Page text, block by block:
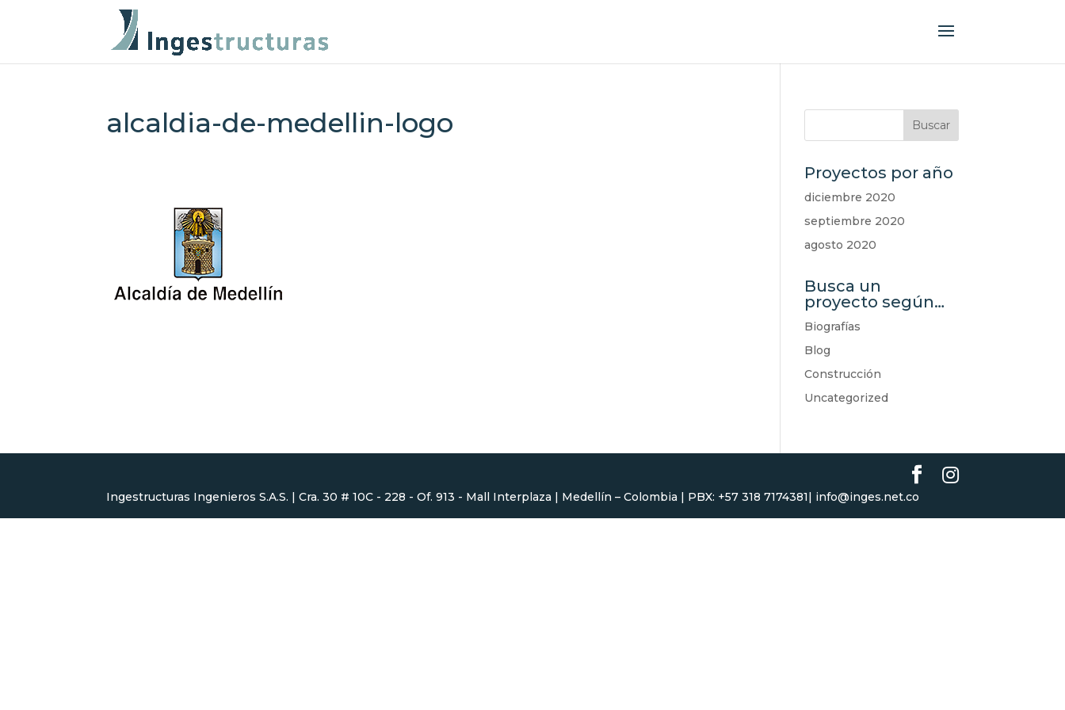
alcaldia-de-medellin-logo
Proyectos por año
diciembre 2020
septiembre 2020
agosto 2020
Busca un
proyecto según…
Biografías
Blog
Construcción
Uncategorized
Ingestructuras Ingenieros S.A.S. | Cra. 30 # 10C - 228 - Of. 913 - Mall Interplaza | Medellín – Colombia | PBX: +57 318 7174381| info@inges.net.co